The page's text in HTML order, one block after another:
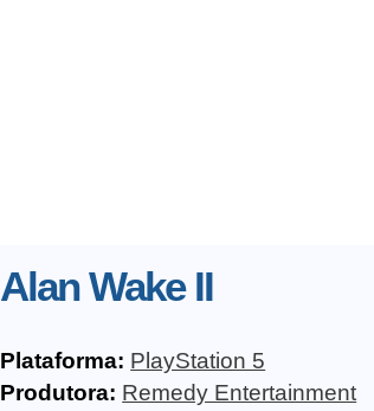
Alan Wake II
Plataforma: PlayStation 5
Produtora: Remedy Entertainment